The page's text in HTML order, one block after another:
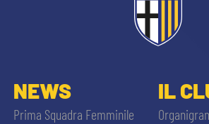
NEWS
Prima Squadra Femminile
IL